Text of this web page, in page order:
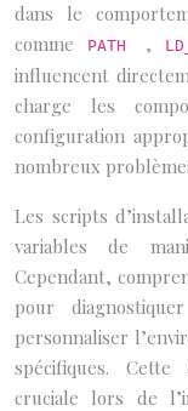
dans le
comme
PATH ,
influencent
charge les
configuration
nombreux
Les scripts
variables de
Cependant,
pour
personnaliser
spécifiques. Cette
cruciale lors de